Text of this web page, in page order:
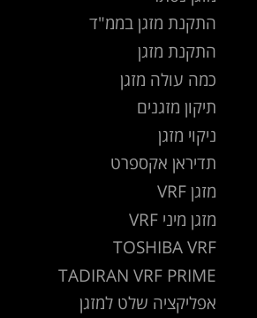
התקנת מזגן בממ"ד
התקנת מזגן
כמה עולה מזגן
תיקון מזגנים
ניקוי מזגן
תדיראן אקספרט
מזגן VRF
מזגן מיני VRF
TOSHIBA VRF
TADIRAN VRF PRIME
אפליקציה שלט למזגן